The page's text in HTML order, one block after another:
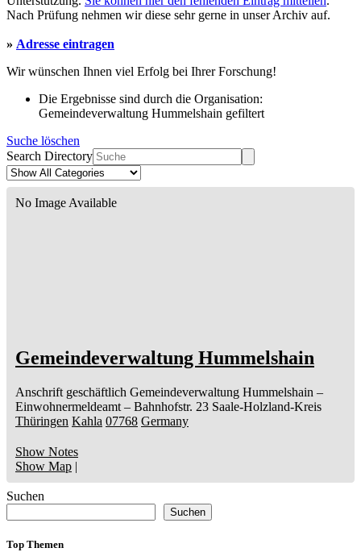
Nach Prüfung nehmen wir diese sehr gerne in unser Archiv auf.
» Adresse eintragen
Wir wünschen Ihnen viel Erfolg bei Ihrer Forschung!
Die Ergebnisse sind durch die Organisation:
Gemeindeverwaltung Hummelshain gefiltert
Suche löschen
Search Directory
No Image Available
Gemeindeverwaltung Hummelshain
Anschrift geschäftlich Gemeindeverwaltung Hummelshain –
Einwohnermeldeamt – Bahnhofstr. 23 Saale-Holzland-Kreis
Thüringen Kahla 07768 Germany
Show Notes
Show Map |
Suchen
Suchen
Top Themen